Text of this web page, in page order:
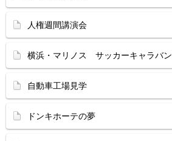
人権週間講演会
横浜・マリノス サッカーキャラバン
自動車工場見学
ドンキホーテの夢